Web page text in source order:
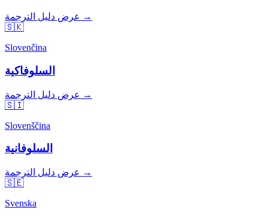
عرض دليل الترجمة →
🇸🇰
Slovenčina
السلوفاكية
عرض دليل الترجمة →
🇸🇮
Slovenščina
السلوفانية
عرض دليل الترجمة →
🇸🇪
Svenska